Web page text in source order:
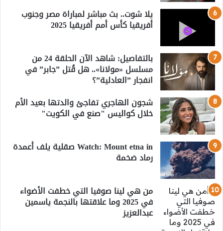
يلا شوت.. بث مباشر لمباراة مصر وجنوب
أفريقيا كأس أمم أفريقيا 2025
بالتفاصيل: شاهد الآن الحلقة 24 من
مسلسل «مولانا».. هل قُتل ”جابر” في
انفجار ”العادلية”؟
شجون الهاجري تفاجئ والدتها بعيد الأم
خلال كواليس "صنع في الكويت"
Watch: Mount etna in صقلية يلف أعمدة
رماد ضخمة
من هي لينا صوفيا التي خطفت الأضواء
في 2025 وما علاقتها بالنجمة ياسمين
عبدالعزيز